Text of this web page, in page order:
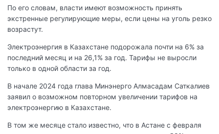
По его словам, власти имеют возможность принять
экстренные регулирующие меры, если цены на уголь резко
возрастут.
Электроэнергия в Казахстане подорожала почти на 6% за
последний месяц и на 26,1% за год. Тарифы не выросли
только в одной области за год.
В начале 2024 года глава Минэнерго Алмасадам Саткалиев
заявил о возможном повторном увеличении тарифов на
электроэнергию в Казахстане.
В том же месяце стало известно, что в Астане с февраля